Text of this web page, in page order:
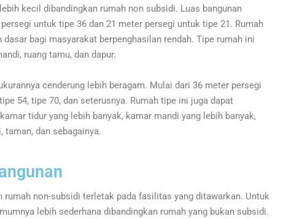
kecil dibandingkan rumah non subsidi. Luas bangunan
untuk tipe 36 dan 21 meter persegi untuk tipe 21. Rumah
bagi masyarakat berpenghasilan rendah. Tipe rumah ini
ruang tamu, dan dapur.
cenderung lebih beragam. Mulai dari 36 meter persegi
54, tipe 70, dan seterusnya. Rumah tipe ini juga dapat
tidur yang lebih banyak, kamar mandi yang lebih banyak,
taman, dan sebagainya.
rumah non-subsidi terletak pada fasilitas yang ditawarkan. Untuk
lebih sederhana dibandingkan rumah yang bukan subsidi.